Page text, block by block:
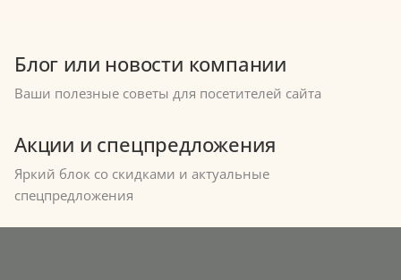
Блог или новости компании
Ваши полезные советы для посетителей сайта
Акции и спецпредложения
Яркий блок со скидками и актуальные
спецпредложения